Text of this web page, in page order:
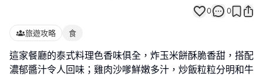
0 0
旅遊攻略 食
這家餐廳的泰式料理色香味俱全，炸玉米餅酥脆香甜，搭配
濃郁醬汁令人回味；雞肉沙嗲鮮嫩多汁，炒飯粒粒分明和牛